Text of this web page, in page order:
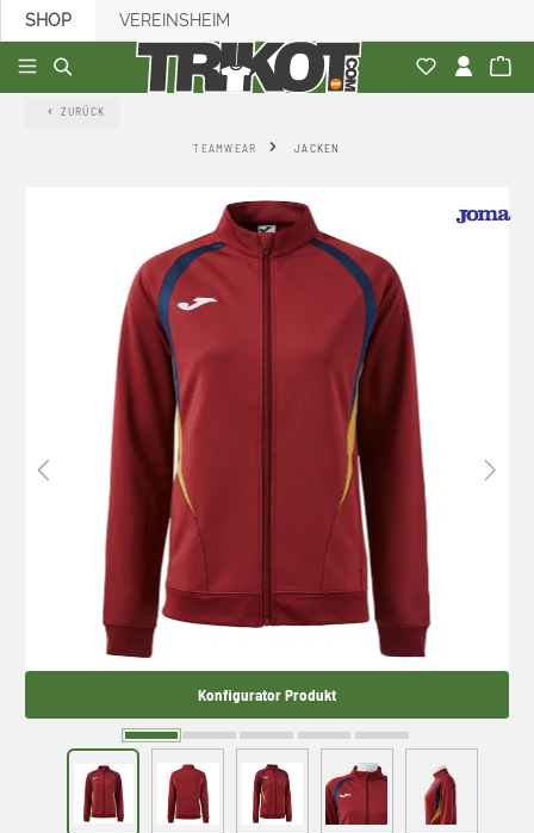
springen
SHOP VEREINSHEIM
ZURÜCK
TEAMWEAR JACKEN
Konfigurator Produkt